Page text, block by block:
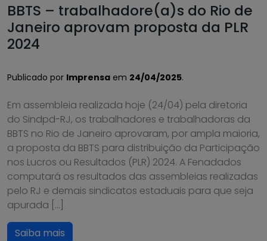
BBTS – trabalhadore(a)s do Rio de
Janeiro aprovam proposta da PLR
2024
Publicado por Imprensa em 24/04/2025.
Em assembleia realizada hoje (24/04) pela diretoria
do Sindpd-RJ, os trabalhadores e trabalhadoras da
BBTS no Rio de Janeiro aprovaram, por ampla maioria,
a proposta da BBTS para distribuição da Participação
nos Lucros ou Resultados (PLR) 2024. A Fenadados
computará os resultados das assembleias realizadas
pelo RJ e demais sindicatos estaduais para que seja
apurada […]
Saiba mais